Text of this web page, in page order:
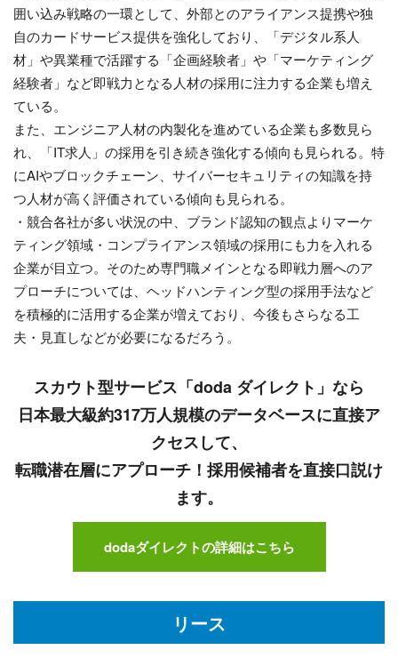
囲い込み戦略の一環として、外部とのアライアンス提携や独
自のカードサービス提供を強化しており、「デジタル系人
材」や異業種で活躍する「企画経験者」や「マーケティング
経験者」など即戦力となる人材の採用に注力する企業も増え
ている。
また、エンジニア人材の内製化を進めている企業も多数見ら
れ、「IT求人」の採用を引き続き強化する傾向も見られる。特
にAIやブロックチェーン、サイバーセキュリティの知識を持
つ人材が高く評価されている傾向も見られる。
・競合各社が多い状況の中、ブランド認知の観点よりマーケ
ティング領域・コンプライアンス領域の採用にも力を入れる
企業が目立つ。そのため専門職メインとなる即戦力層へのア
プローチについては、ヘッドハンティング型の採用手法など
を積極的に活用する企業が増えており、今後もさらなる工
夫・見直しなどが必要になるだろう。
スカウト型サービス「doda ダイレクト」なら
日本最大級約317万人規模のデータベースに直接ア
クセスして、
転職潜在層にアプローチ！採用候補者を直接口説け
ます。
dodaダイレクトの詳細はこちら
リース